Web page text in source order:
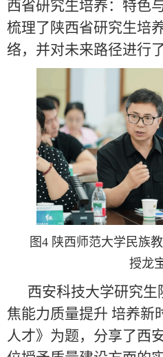
西省研究生培养：特色
梳理了陕西省研究生培
络，并对未来路径进行
图4 陕西师范大学民族
授龙
西安科技大学研究
焦能力质量提升 培养新
人才》为题，分享了西